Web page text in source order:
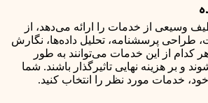
وسیعی از خدمات را ارائه می‌دهد، از
طراحی پرسشنامه، تحلیل داده‌ها، نگارش
کدام از این خدمات می‌توانند به طور
و بر هزینه نهایی تاثیرگذار باشند. شما
خود، خدمات مورد نظر را انتخاب کنید.